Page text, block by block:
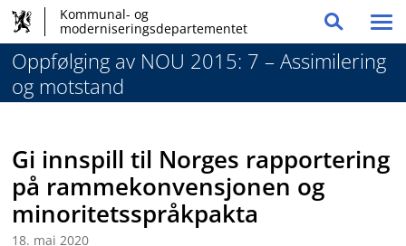
Hopp
innhold
Hovednavigasjon
og
globale
verktøy
Kommunal- og
moderniseringsdepartementet
Søk
Vis
/
Oppfølging av NOU 2015: 7 – Assimilering
og motstand
Gi innspill til Norges rapportering
på rammekonvensjonen og
minoritetsspråkpakta
18. mai 2020